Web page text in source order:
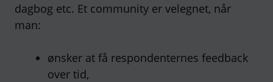
dagbog etc. Et community er velegnet, når
man:
ønsker at få respondenternes feedback
over tid,